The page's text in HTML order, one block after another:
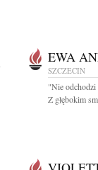
EWA
SZCZECIN
"Nie odchodzi
Z głębokim